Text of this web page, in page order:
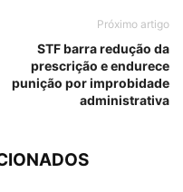
Próximo artigo
STF barra redução da
prescrição e endurece
punição por improbidade
administrativa